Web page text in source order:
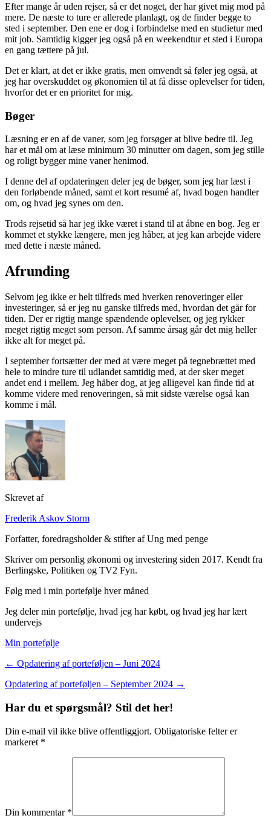
Efter mange år uden rejser, så er det noget, der har givet mig mod på
mere. De næste to ture er allerede planlagt, og de finder begge to
sted i september. Den ene er dog i forbindelse med en studietur med
mit job. Samtidig kigger jeg også på en weekendtur et sted i Europa
en gang tættere på jul.
Det er klart, at det er ikke gratis, men omvendt så føler jeg også, at
jeg har overskuddet og økonomien til at få disse oplevelser for tiden,
hvorfor det er en prioritet for mig.
Bøger
Læsning er en af de vaner, som jeg forsøger at blive bedre til. Jeg
har et mål om at læse minimum 30 minutter om dagen, som jeg stille
og roligt bygger mine vaner henimod.
I denne del af opdateringen deler jeg de bøger, som jeg har læst i
den forløbende måned, samt et kort resumé af, hvad bogen handler
om, og hvad jeg synes om den.
Trods rejsetid så har jeg ikke været i stand til at åbne en bog. Jeg er
kommet et stykke længere, men jeg håber, at jeg kan arbejde videre
med dette i næste måned.
Afrunding
Selvom jeg ikke er helt tilfreds med hverken renoveringer eller
investeringer, så er jeg nu ganske tilfreds med, hvordan det går for
tiden. Der er rigtig mange spændende oplevelser, og jeg rykker
meget rigtig meget som person. Af samme årsag går det mig heller
ikke alt for meget på.
I september fortsætter der med at være meget på tegnebrættet med
hele to mindre ture til udlandet samtidig med, at der sker meget
andet end i mellem. Jeg håber dog, at jeg alligevel kan finde tid at
komme videre med renoveringen, så mit sidste værelse også kan
komme i mål.
Skrevet af
Frederik Askov Storm
Forfatter, foredragsholder & stifter af Ung med penge
Skriver om personlig økonomi og investering siden 2017. Kendt fra
Berlingske, Politiken og TV2 Fyn.
Følg med i min portefølje hver måned
Jeg deler min portefølje, hvad jeg har købt, og hvad jeg har lært
undervejs
Min portefølje
← Opdatering af porteføljen – Juni 2024
Opdatering af porteføljen – September 2024 →
Har du et spørgsmål? Stil det her!
Din e-mail vil ikke blive offentliggjort. Obligatoriske felter er
markeret *
Din kommentar *